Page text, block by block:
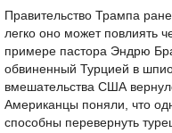
Правительство Трампа
легко оно может повлиять
примере пастора Эндрю
обвиненный Турцией в
вмешательства США
Американцы поняли, что
способны перевернуть